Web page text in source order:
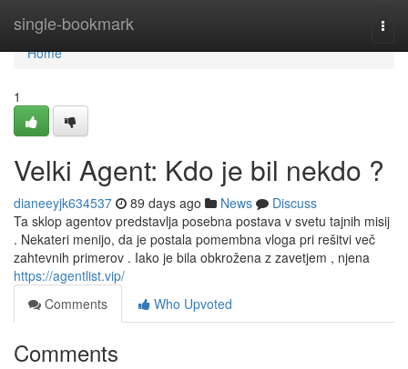
single-bookmark
Home
Home
1
Velki Agent: Kdo je bil nekdo ?
dianeeyjk634537 89 days ago News
Discuss
Ta sklop agentov predstavlja posebna postava v svetu tajnih misij
. Nekateri menijo, da je postala pomembna vloga pri rešitvi več
zahtevnih primerov . Iako je bila obkrožena z zavetjem , njena
https://agentlist.vip/
Comments
Who Upvoted
Comments